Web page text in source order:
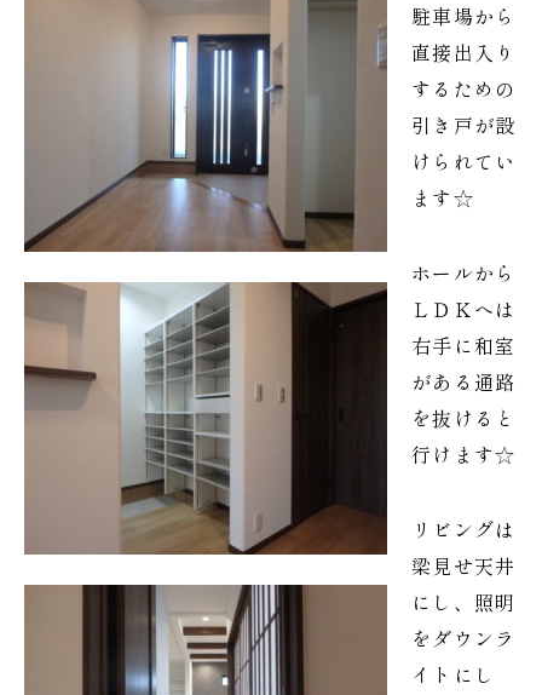
駐車場から
直接出入り
するための
引き戸が設
けられてい
ます☆
ホールから
ＬＤＫへは
右手に和室
がある通路
を抜けると
行けます☆
リビングは
梁見せ天井
にし、照明
をダウンラ
イトにし